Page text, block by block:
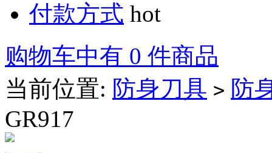
付款方式 hot
购物车中有 0 件商品
当前位置: 防身刀具 > 防
GR917